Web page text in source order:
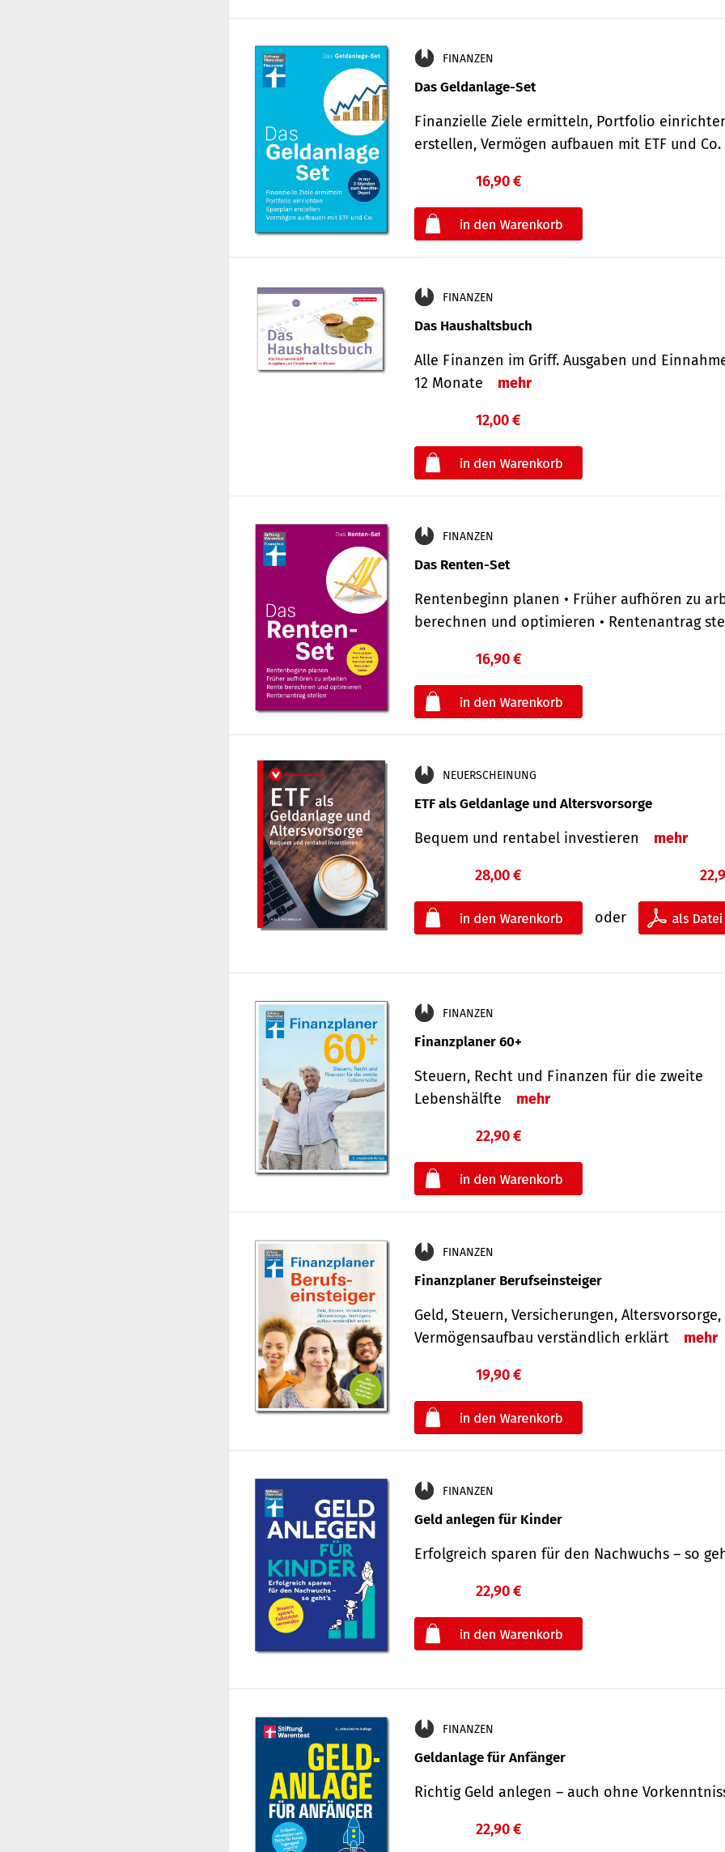
FINANZEN
Das Geldanlage-Set
Finanzielle Ziele ermitteln, Portfolio
erstellen, Vermögen aufbauen mit ETF und
16,90 €
FINANZEN
Das Haushaltsbuch
Alle Finanzen im Griff. Aus­gaben und
12 Monate
mehr
12,00 €
FINANZEN
Das Renten-Set
Rentenbeginn planen • Früher aufhören zu
berechnen und optimieren • Rentenantrag
16,90 €
NEUERSCHEINUNG
ETF als Geldanlage und Altersvorsorge
Bequem und rentabel investieren mehr
28,00 €
oder
FINANZEN
Finanzplaner 60+
Steuern, Recht und Finanzen für die zweite
Lebenshälfte
mehr
22,90 €
FINANZEN
Finanzplaner Berufseinsteiger
Geld, Steuern, Versicherungen, Altersvorsorge,
Vermögensaufbau verständlich erklärt
mehr
19,90 €
FINANZEN
Geld anlegen für Kinder
Erfolgreich sparen für den Nachwuchs – so
22,90 €
FINANZEN
Geldanlage für Anfänger
Richtig Geld anlegen – auch ohne
22,90 €